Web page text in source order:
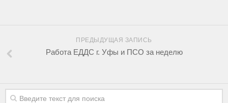
ПРЕДЫДУЩАЯ ЗАПИСЬ
Работа ЕДДС г. Уфы и ПСО за неделю